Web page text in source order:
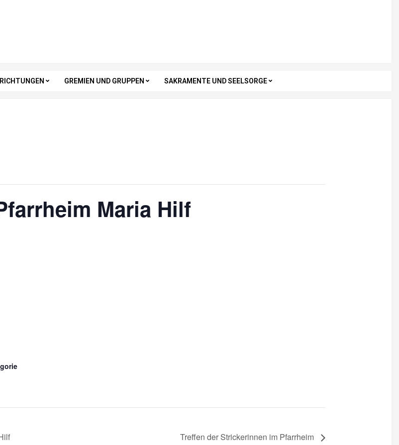
GREMIEN UND GRUPPEN SAKRAMENTE UND SEELSORGE
Maria Hilf
Treffen der Strickerinnen im Pfarrheim